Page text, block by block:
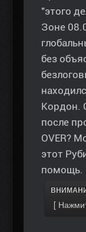
"этого
Зоне
без
Кордон.
после
OVER?
этот
помощь.